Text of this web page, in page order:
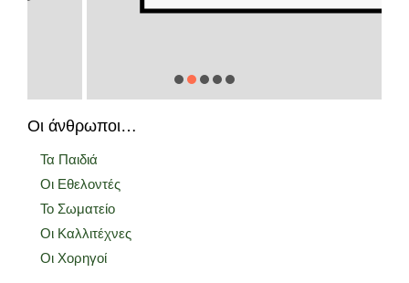
Οι άνθρωποι…
Τα Παιδιά
Οι Εθελοντές
Το Σωματείο
Οι Καλλιτέχνες
Οι Χορηγοί